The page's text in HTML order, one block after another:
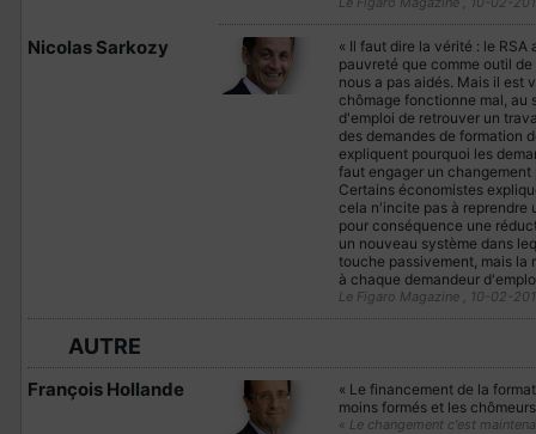
Nicolas Sarkozy
« Il faut dire la vérité : le
pauvreté que comme outil
nous a pas aidés. Mais il est
chômage fonctionne mal, au
d'emploi de retrouver un
des demandes de formation
expliquent pourquoi les
faut engager un
Certains économistes
cela n'incite pas à reprendre
pour conséquence une
un nouveau système dans
touche passivement, mais la
à chaque demandeur
Le Figaro Magazine , 10-02-
AUTRE
François Hollande
« Le financement de la
moins formés et les
« Le changement c'est